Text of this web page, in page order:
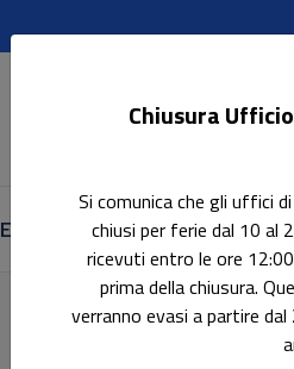
E-book AccessibiliIn evidenza
Chiusura
Si comunica che gli uffici
chiusi per ferie dal 10 al
ricevuti entro le ore
prima della chiusura.
verranno evasi a partire